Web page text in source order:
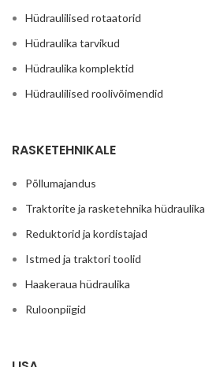
Hüdraulilised rotaatorid
Hüdraulika tarvikud
Hüdraulika komplektid
Hüdraulilised roolivõimendid
RASKETEHNIKALE
Põllumajandus
Traktorite ja rasketehnika hüdraulika
Reduktorid ja kordistajad
Istmed ja traktori toolid
Haakeraua hüdraulika
Ruloonpiigid